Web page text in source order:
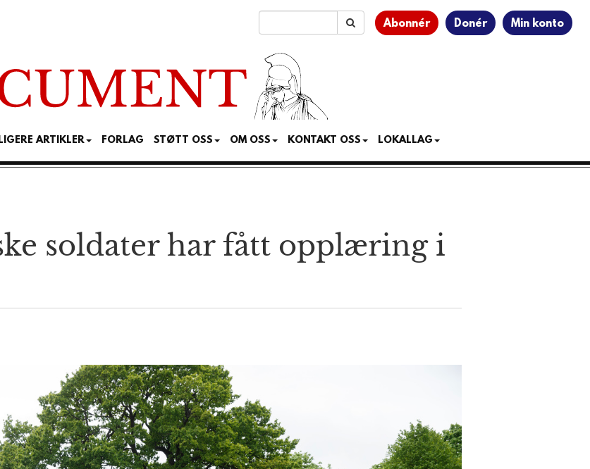
Abonnér Donér Min konto
ARTIKLER FORLAG STØTT OSS OM OSS KONTAKT OSS LOKALLAG
soldater har fått opplæring i